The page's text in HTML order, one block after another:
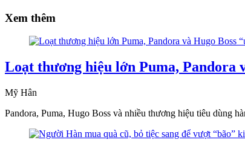
Xem thêm
Loạt thương hiệu lớn Puma, Pandora
Mỹ Hân
Pandora, Puma, Hugo Boss và nhiều thương hiệu tiêu dùng